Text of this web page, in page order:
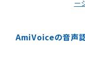
ー
AmiVoiceの音声